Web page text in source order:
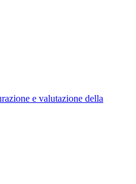
e valutazione della